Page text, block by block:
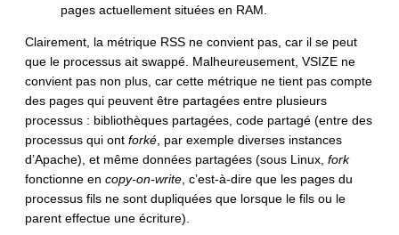
pages actuellement situées en RAM.
Clairement, la métrique RSS ne convient pas, car il se peut
que le processus ait swappé. Malheureusement, VSIZE ne
convient pas non plus, car cette métrique ne tient pas compte
des pages qui peuvent être partagées entre plusieurs
processus : bibliothèques partagées, code partagé (entre des
processus qui ont forké , par exemple diverses instances
d’Apache), et même données partagées (sous Linux, fork
fonctionne en copy-on-write , c’est-à-dire que les pages du
processus fils ne sont dupliquées que lorsque le fils ou le
parent effectue une écriture).